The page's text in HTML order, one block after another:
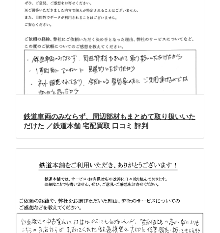
鉄道車両のみならず、周辺部材もまとめて取り扱いいた
だけた ／鉄道本舗 宅配買取 口コミ 評判